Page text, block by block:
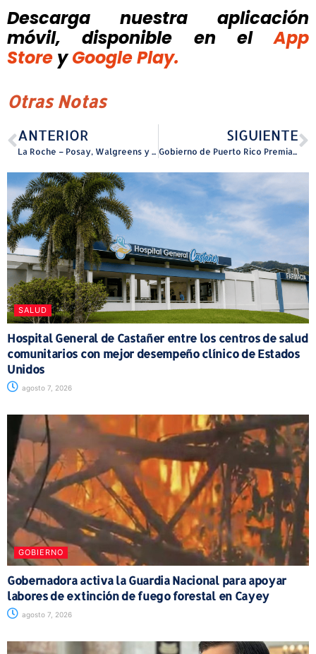
Descarga nuestra aplicación
móvil, disponible
en el
App
Store y Google Play.
Otras Notas
ANTERIOR
La Roche – Posay, Walgreens y La Liga Puertorriqueña se unen por la prevención del Cáncer de Seno
SIGUIENTE
Gobierno de Puerto Rico Premia el Talento Estudiantil y abre Convocatoria para Beca Dual
SALUD
Hospital General de Castañer entre los centros de salud
comunitarios con mejor desempeño clínico de Estados
Unidos
agosto 7, 2026
GOBIERNO
Gobernadora activa la Guardia Nacional para apoyar
labores de extinción de fuego forestal en Cayey
agosto 7, 2026